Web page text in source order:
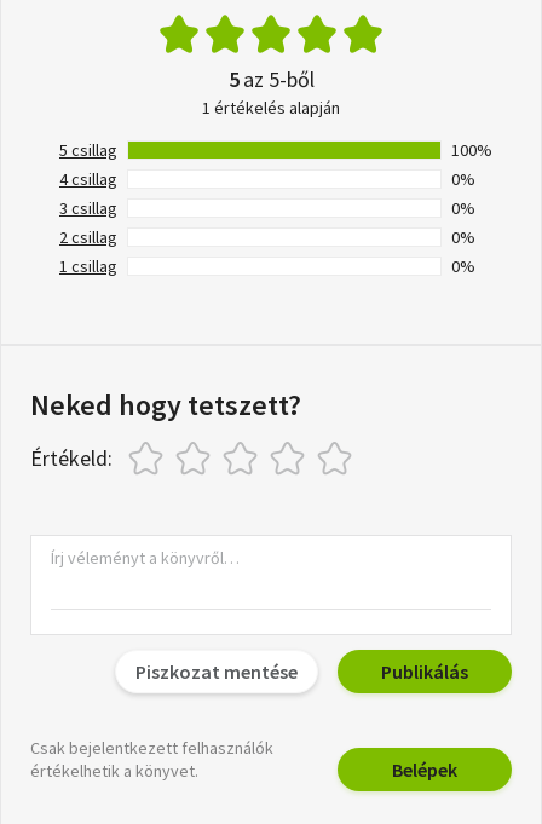
5az 5-ből
1 értékelés alapján
5 csillag
100%
4 csillag
0%
3 csillag
0%
2 csillag
0%
1 csillag
0%
Neked hogy tetszett?
Értékeld:
Piszkozat mentése Publikálás
Csak bejelentkezett felhasználók
értékelhetik a könyvet.
Belépek